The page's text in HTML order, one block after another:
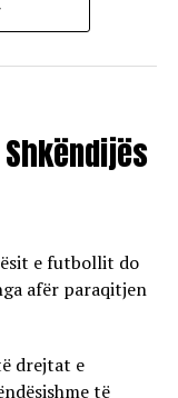
e futbollit do
afër paraqitjen
drejtat e
të